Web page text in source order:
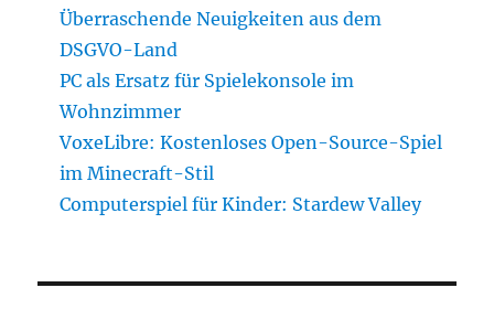
Überraschende Neuigkeiten aus dem
DSGVO-Land
PC als Ersatz für Spielekonsole im
Wohnzimmer
VoxeLibre: Kostenloses Open-Source-Spiel
im Minecraft-Stil
Computerspiel für Kinder: Stardew Valley